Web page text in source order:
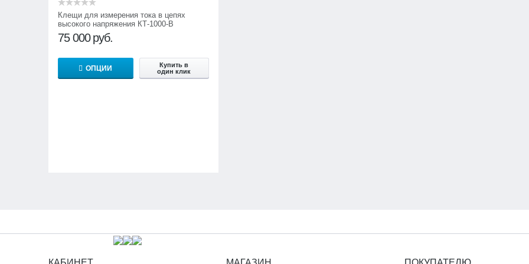
Клещи для измерения тока в цепях
высокого напряжения КТ-1000-В
75 000 руб.
ОПЦИИ
Купить в
один клик